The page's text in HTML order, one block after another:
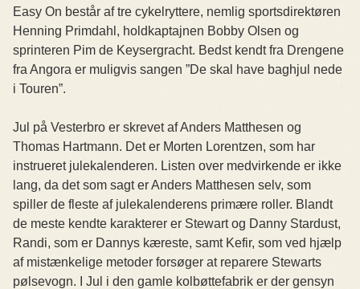
Easy On består af tre cykelryttere, nemlig sportsdirektøren
Henning Primdahl, holdkaptajnen Bobby Olsen og
sprinteren Pim de Keysergracht. Bedst kendt fra Drengene
fra Angora er muligvis sangen ”De skal have baghjul nede
i Touren”.
Jul på Vesterbro er skrevet af Anders Matthesen og
Thomas Hartmann. Det er Morten Lorentzen, som har
instrueret julekalenderen. Listen over medvirkende er ikke
lang, da det som sagt er Anders Matthesen selv, som
spiller de fleste af julekalenderens primære roller. Blandt
de meste kendte karakterer er Stewart og Danny Stardust,
Randi, som er Dannys kæreste, samt Kefir, som ved hjælp
af mistænkelige metoder forsøger at reparere Stewarts
pølsevogn. I Jul i den gamle kolbøttefabrik er der gensyn